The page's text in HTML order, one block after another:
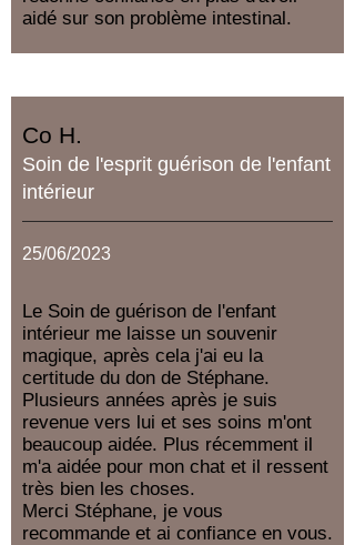
aidé sur son problème intestinal.
Co H.
Soin de l'esprit guérison de l'enfant
intérieur
25/06/2023
Le Soin de guérison de l'enfant
intérieur me laisse un souvenir
magique, après cela j'ai eu la
certitude du don de Stéphane.
Plusieurs années après je suis
revenue vers lui et ses soins m'ont
beaucoup aidée. Plus récemment il
m'a aidée pour mon chat et il ressent
très bien les choses.
Merci Stéphane, je vous
recommande et ai confiance en vous.